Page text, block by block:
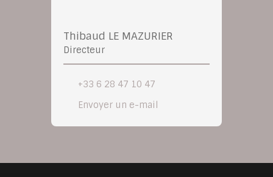
Thibaud LE MAZURIER
Directeur
+33 6 28 47 10 47
Envoyer un e-mail